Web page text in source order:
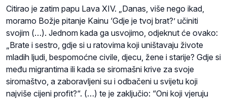
Citirao je zatim papu Lava XIV. „Danas, više nego ikad,
moramo Božje pitanje Kainu ‘Gdje je tvoj brat?’ učiniti
svojim (…). Jednom kada ga usvojimo, odjeknut će ovako:
„Brate i sestro, gdje si u ratovima koji uništavaju živote
mladih ljudi, bespomoćne civile, djecu, žene i starije? Gdje si
među migrantima ili kada se siromašni krive za svoje
siromaštvo, a zaboravljeni su i odbačeni u svijetu koji
najviše cijeni profit?“. (…) te je zaključio: “Oni koji vjeruju